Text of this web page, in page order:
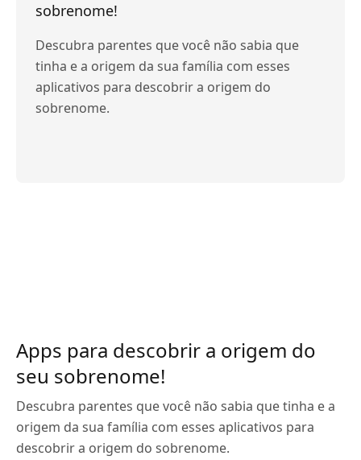
sobrenome!
Descubra parentes que você não sabia que
tinha e a origem da sua família com esses
aplicativos para descobrir a origem do
sobrenome.
Apps para descobrir a origem do
seu sobrenome!
Descubra parentes que você não sabia que tinha e a
origem da sua família com esses aplicativos para
descobrir a origem do sobrenome.